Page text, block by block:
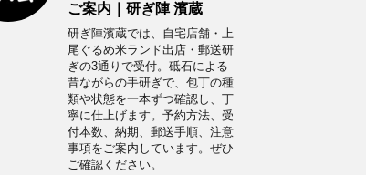
ご案内｜研ぎ陣 濱蔵
研ぎ陣濱蔵では、自宅店舗・上
尾ぐるめ米ランド出店・郵送研
ぎの3通りで受付。砥石による
昔ながらの手研ぎで、包丁の種
類や状態を一本ずつ確認し、丁
寧に仕上げます。予約方法、受
付本数、納期、郵送手順、注意
事項をご案内しています。ぜひ
ご確認ください。